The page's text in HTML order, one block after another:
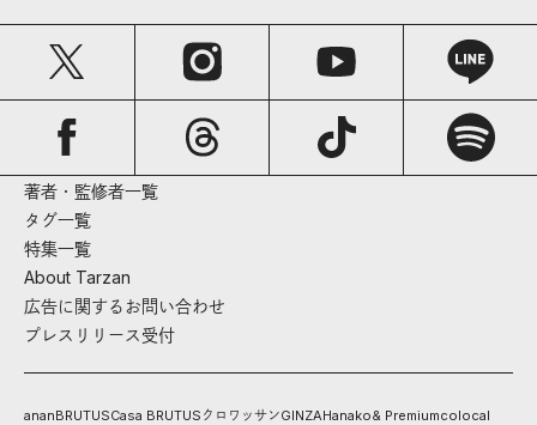
著者・監修者一覧
タグ一覧
特集一覧
About Tarzan
広告に関するお問い合わせ
プレスリリース受付
ananBRUTUSCasa BRUTUS クロワッサンGINZAHanako& Premiumcolocal